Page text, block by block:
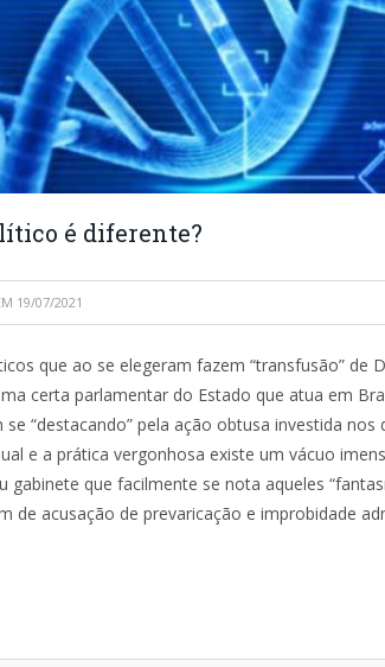
é diferente?
19/07/2021
que ao se elegeram fazem “transfusão”
certa parlamentar do Estado que atua em
“destacando” pela ação obtusa investida
e a prática vergonhosa existe um vácuo
gabinete que facilmente se nota aqueles
de acusação de prevaricação e improbidade